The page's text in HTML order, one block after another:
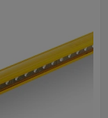
они
гарантируя